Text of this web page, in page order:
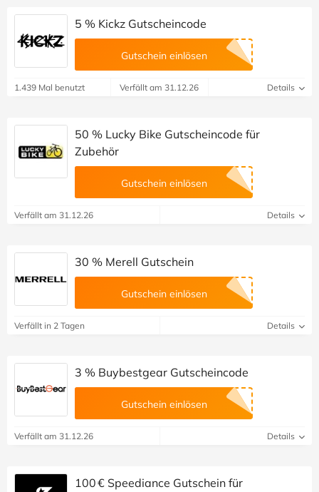
5 % Kickz Gutscheincode
Gutschein einlösen
1.439 Mal benutzt Verfällt am 31.12.26 Details
50 % Lucky Bike Gutscheincode für
Zubehör
Gutschein einlösen
Verfällt am 31.12.26 Details
30 % Merell Gutschein
Gutschein einlösen
Verfällt in 2 Tagen Details
3 % Buybestgear Gutscheincode
Gutschein einlösen
Verfällt am 31.12.26 Details
100 € Speediance Gutschein für